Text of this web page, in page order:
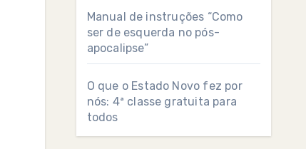
Manual de instruções “Como
ser de esquerda no pós-
apocalipse”
O que o Estado Novo fez por
nós: 4ª classe gratuita para
todos